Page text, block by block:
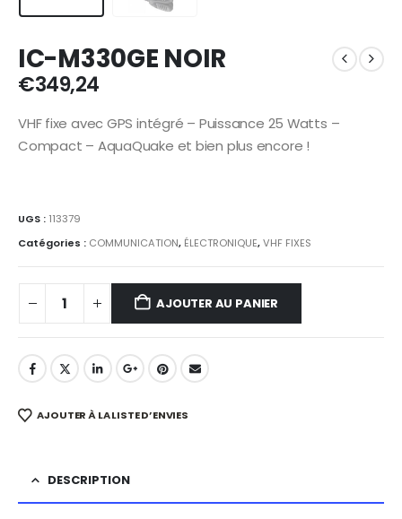
IC-M330GE NOIR
€349,24
VHF fixe avec GPS intégré – Puissance 25 Watts –
Compact – AquaQuake et bien plus encore !
UGS : 113379
Catégories : COMMUNICATION, ÉLECTRONIQUE,VHF FIXES
AJOUTER AU PANIER
AJOUTER À LA LISTE D’ENVIES
DESCRIPTION